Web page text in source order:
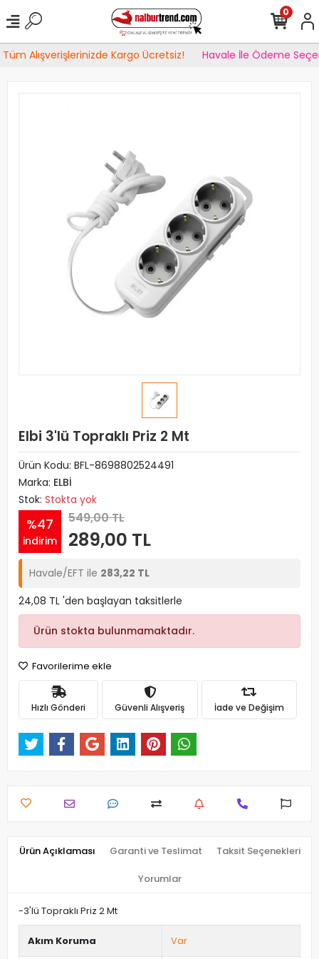
Alışverişlerinizde Kargo Ücretsiz! Havale İle Ödeme
0
Elbi 3'lü Topraklı Priz 2 Mt
Ürün Kodu: BFL-8698802524491
Marka: ELBİ
Stok: Stokta yok
%47
indirim
549,00 TL
289,00 TL
Havale/EFT ile 283,22 TL
24,08 TL 'den başlayan taksitlerle
Ürün stokta bulunmamaktadır.
Favorilerime ekle
Hızlı Gönderi Güvenli Alışveriş İade ve Değişim
Ürün Açıklaması Garanti ve Teslimat Taksit Seçenekleri
Yorumlar
-3'lü Topraklı Priz 2 Mt
Akım Koruma Var